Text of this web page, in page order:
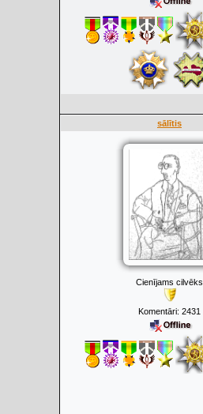
sālītis
Cienījams cilvēks
Komentāri: 2431